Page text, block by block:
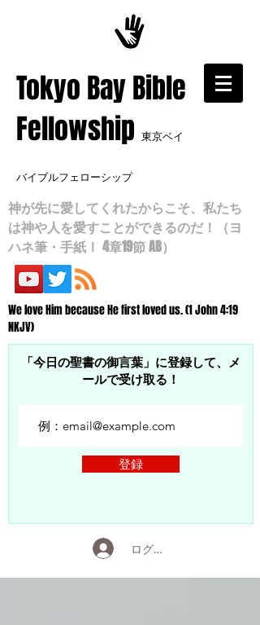
​Tokyo Bay Bible
Fellowship 東京ベイ
バイブルフェローシップ
神が先に愛してくれたからこそ、私たち
は神や人を愛すことができるのだ！（ヨ
ハネ筆・手紙Ⅰ 4章19節 AB）
We love Him because He first loved us. (1 John 4:19
NKJV)
「今日の聖書の御言葉」に登録して、メ
ールで受け取る！
登録
ログイン